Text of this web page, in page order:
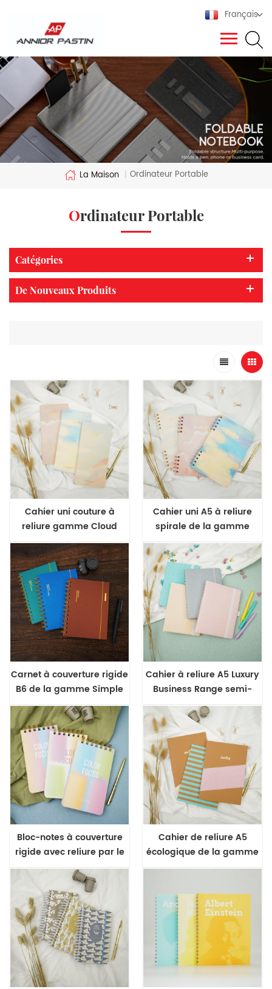
Français
La Maison | Ordinateur Portable
Ordinateur Portable
Catégories
De Nouveaux Produits
Cahier uni couture à
reliure gamme Cloud
Cahier uni A5 à reliure
spirale de la gamme
Cloud
Carnet à couverture rigide
B6 de la gamme Simple
Business
Cahier à reliure A5 Luxury
Business Range semi-
caché
Bloc-notes à couverture
rigide avec reliure par le
haut Color Gradient Range
Cahier de reliure A5
écologique de la gamme
texture bois